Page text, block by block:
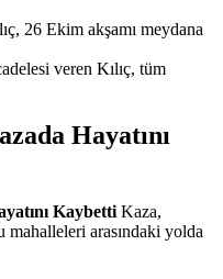
26 Ekim akşamı meydana
veren Kılıç, tüm
Hayatını
Kaybetti Kaza,
mahalleleri arasındaki yolda